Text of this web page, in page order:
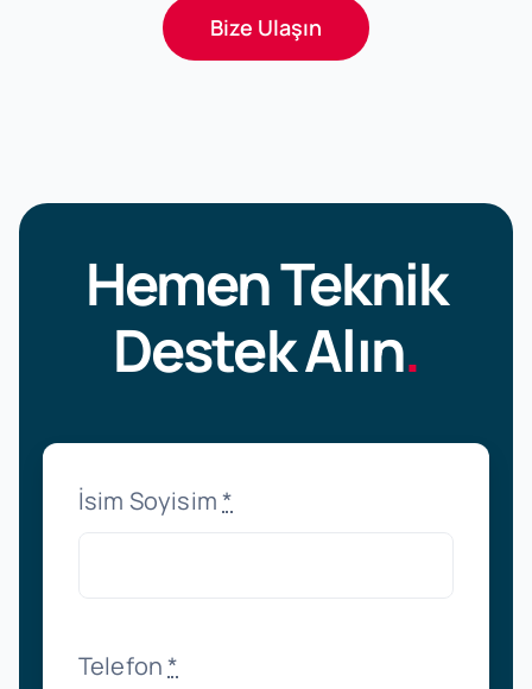
Bize Ulaşın
Hemen Teknik
Destek Alın.
İsim Soyisim*
Telefon*